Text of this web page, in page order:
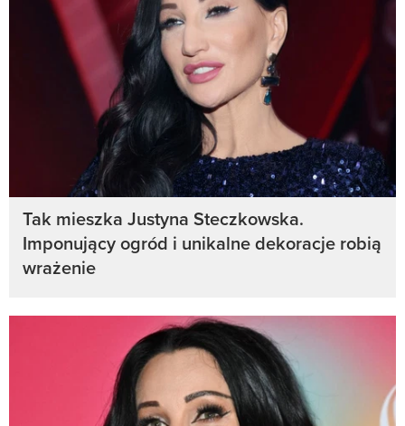
Tak mieszka Justyna Steczkowska.
Imponujący ogród i unikalne dekoracje robią
wrażenie